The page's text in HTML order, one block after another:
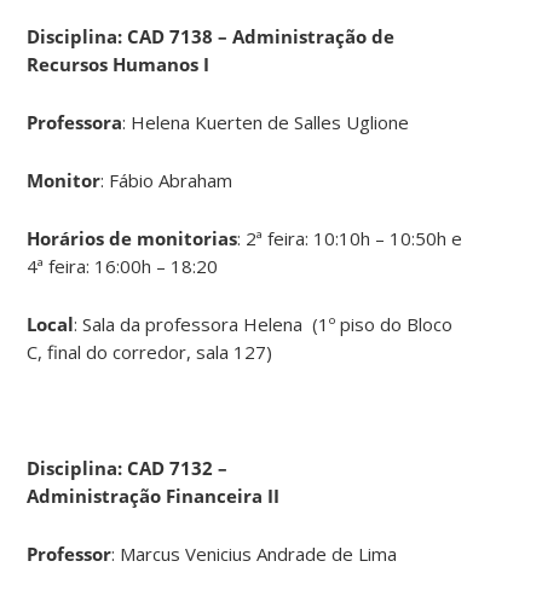
Disciplina: CAD 7138 – Administração de
Recursos Humanos I
Professora: Helena Kuerten de Salles Uglione
Monitor: Fábio Abraham
Horários de monitorias: 2ª feira: 10:10h – 10:50h e
4ª feira: 16:00h – 18:20
Local: Sala da professora Helena (1º piso do Bloco
C, final do corredor, sala 127)
Disciplina: CAD 7132 –
Administração Financeira II
Professor: Marcus Venicius Andrade de Lima